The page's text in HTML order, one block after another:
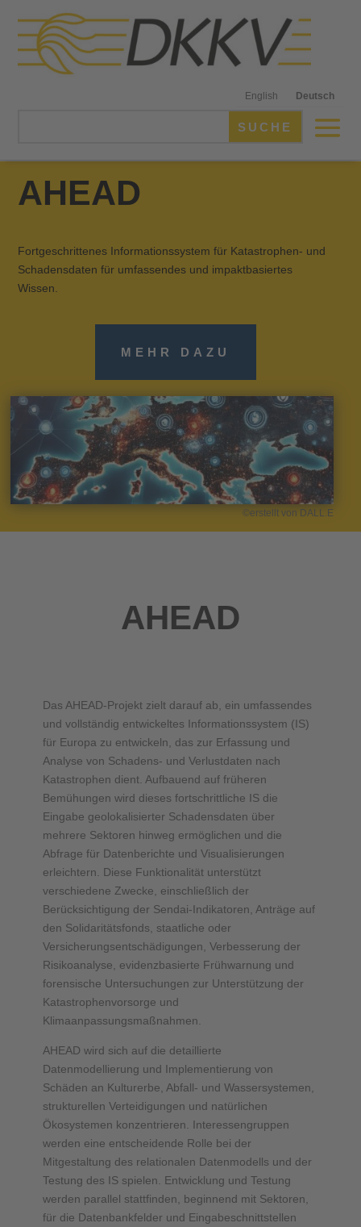
English Deutsch
AHEAD
Fortgeschrittenes Informationssystem für Katastrophen- und
Schadensdaten für umfassendes und impaktbasiertes
Wissen.
MEHR DAZU
©erstellt von DALL.E
AHEAD
Das AHEAD-Projekt zielt darauf ab, ein umfassendes
und vollständig entwickeltes Informationssystem (IS)
für Europa zu entwickeln, das zur Erfassung und
Analyse von Schadens- und Verlustdaten nach
Katastrophen dient. Aufbauend auf früheren
Bemühungen wird dieses fortschrittliche IS die
Eingabe geolokalisierter Schadensdaten über
mehrere Sektoren hinweg ermöglichen und die
Abfrage für Datenberichte und Visualisierungen
erleichtern. Diese Funktionalität unterstützt
verschiedene Zwecke, einschließlich der
Berücksichtigung der Sendai-Indikatoren, Anträge auf
den Solidaritätsfonds, staatliche oder
Versicherungsentschädigungen, Verbesserung der
Risikoanalyse, evidenzbasierte Frühwarnung und
forensische Untersuchungen zur Unterstützung der
Katastrophenvorsorge und
Klimaanpassungsmaßnahmen.
AHEAD wird sich auf die detaillierte
Datenmodellierung und Implementierung von
Schäden an Kulturerbe, Abfall- und Wassersystemen,
strukturellen Verteidigungen und natürlichen
Ökosystemen konzentrieren. Interessengruppen
werden eine entscheidende Rolle bei der
Mitgestaltung des relationalen Datenmodells und der
Testung des IS spielen. Entwicklung und Testung
werden parallel stattfinden, beginnend mit Sektoren,
für die Datenbankfelder und Eingabeschnittstellen